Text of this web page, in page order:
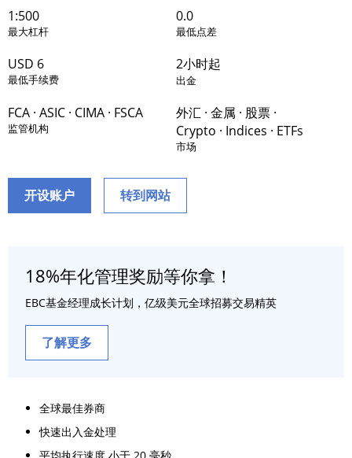
1:500
最大杠杆
0.0
最低点差
USD 6
最低手续费
2小时起
出金
FCA · ASIC · CIMA · FSCA
监管机构
外汇 · 金属 · 股票 ·
Crypto · Indices · ETFs
市场
开设账户 转到网站
18%年化管理奖励等你拿！
EBC基金经理成长计划，亿级美元全球招募交易精英
了解更多
全球最佳券商
快速出入金处理